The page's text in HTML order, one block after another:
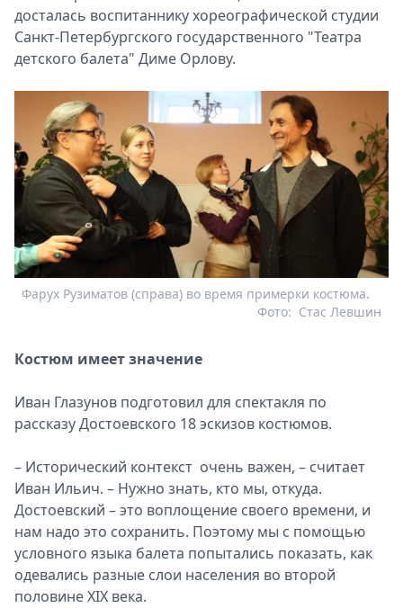
досталась воспитаннику хореографической студии
Санкт-Петербургского государственного "Театра
детского балета" Диме Орлову.
Фарух Рузиматов (справа) во время примерки костюма.
Стас Левшин
Фото:
Костюм имеет значение
Иван Глазунов подготовил для спектакля по
рассказу Достоевского 18 эскизов костюмов.
– Исторический контекст очень важен, – считает
Иван Ильич. – Нужно знать, кто мы, откуда.
Достоевский – это воплощение своего времени, и
нам надо это сохранить. Поэтому мы с помощью
условного языка балета попытались показать, как
одевались разные слои населения во второй
половине XIX века.